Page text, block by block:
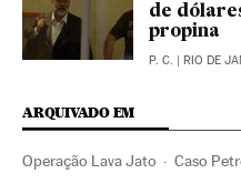
de
propina
P. C. | RIO DE
ARQUIVADO EM
Operação Lava Jato Caso